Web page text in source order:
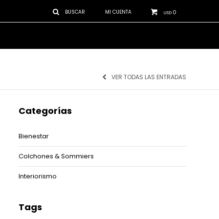
USD 0
VER TODAS LAS ENTRADAS
Categorías
Bienestar
Colchones & Sommiers
Interiorismo
Tags